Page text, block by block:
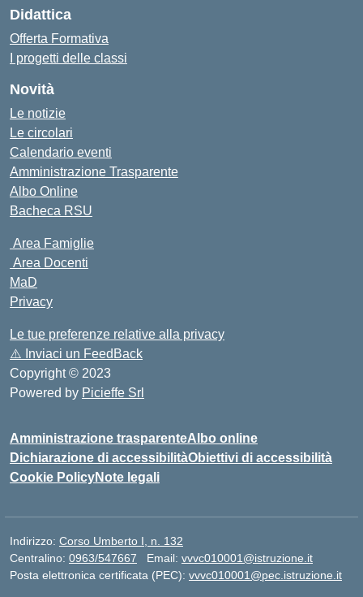
Didattica
Offerta Formativa
I progetti delle classi
Novità
Le notizie
Le circolari
Calendario eventi
Amministrazione Trasparente
Albo Online
Bacheca RSU
Area Famiglie
Area Docenti
MaD
Privacy
Le tue preferenze relative alla privacy
⚠️ Inviaci un FeedBack
Copyright © 2023
Powered by Picieffe Srl
Amministrazione trasparenteAlbo online
Dichiarazione di accessibilitàObiettivi di accessibilità
Cookie PolicyNote legali
Indirizzo: Corso Umberto I, n. 132
Centralino: 0963/547667 Email: vvvc010001@istruzione.it
Posta elettronica certificata (PEC): vvvc010001@pec.istruzione.it